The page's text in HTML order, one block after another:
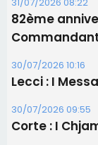
31/07/2026 08:22
82ème
30/07/2026 10:16
Lecci : I
30/07/2026 09:55
Corte : I